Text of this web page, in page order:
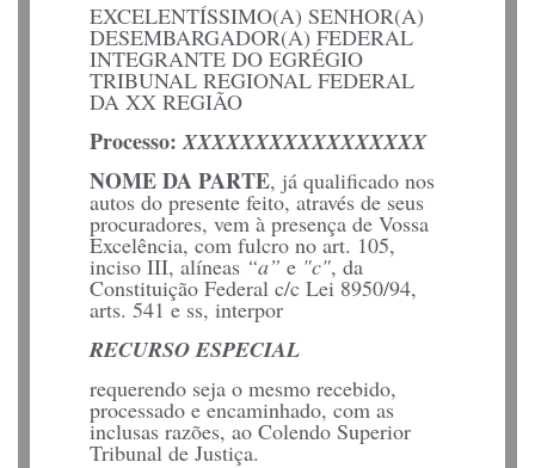
EXCELENTÍSSIMO(A) SENHOR(A)
DESEMBARGADOR(A) FEDERAL
INTEGRANTE DO EGRÉGIO
TRIBUNAL REGIONAL FEDERAL
DA XX REGIÃO
Processo: XXXXXXXXXXXXXXXXX
NOME DA PARTE, já qualificado nos
autos do presente feito, através de seus
procuradores, vem à presença de Vossa
Excelência, com fulcro no art. 105,
inciso III, alíneas “a” e "c", da
Constituição Federal c/c Lei 8950/94,
arts. 541 e ss, interpor
RECURSO ESPECIAL
requerendo seja o mesmo recebido,
processado e encaminhado, com as
inclusas razões, ao Colendo Superior
Tribunal de Justiça.